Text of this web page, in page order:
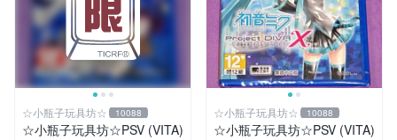
☆小瓶子玩具坊☆ 10088
☆小瓶子玩具坊☆PSV (VITA)
☆小瓶子玩具坊☆ 10088
☆小瓶子玩具坊☆PSV (VITA)